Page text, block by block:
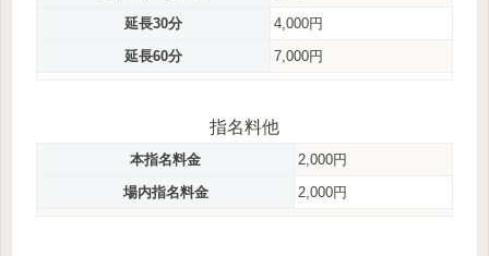
延長30分
4,000円
延長60分
7,000円
指名料他
本指名料金
2,000円
場内指名料金
2,000円